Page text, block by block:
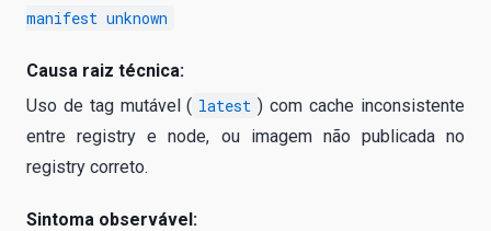
manifest unknown
Causa raiz técnica:
Uso de tag mutável ( latest ) com cache inconsistente
entre registry e node, ou imagem não publicada no
registry correto.
Sintoma observável: